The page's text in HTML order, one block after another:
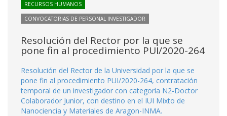
RECURSOS HUMANOS
CONVOCATORIAS DE PERSONAL INVESTIGADOR
Resolución del Rector por la que se
pone fin al procedimiento PUI/2020-264
Resolución del Rector de la Universidad por la que se
pone fin al procedimiento PUI/2020-264, contratación
temporal de un investigador con categoría N2-Doctor
Colaborador Junior, con destino en el IUI Mixto de
Nanociencia y Materiales de Aragon-INMA.